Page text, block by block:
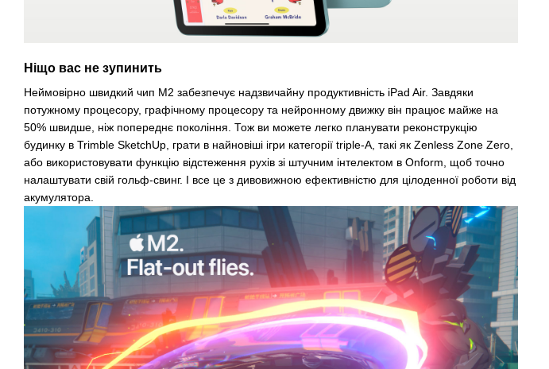
Ніщо вас не зупинить
Неймовірно швидкий чип M2 забезпечує надзвичайну продуктивність iPad Air. Завдяки
потужному процесору, графічному процесору та нейронному движку він працює майже на
50% швидше, ніж попереднє покоління. Тож ви можете легко планувати реконструкцію
будинку в Trimble SketchUp, грати в найновіші ігри категорії triple-A, такі як Zenless Zone Zero,
або використовувати функцію відстеження рухів зі штучним інтелектом в Onform, щоб точно
налаштувати свій гольф-свинг. І все це з дивовижною ефективністю для цілоденної роботи від
акумулятора.